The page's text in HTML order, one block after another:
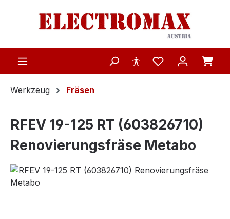
Zum Hauptinhalt springen
Werkzeug Fräsen
RFEV 19-125 RT (603826710)
Renovierungsfräse Metabo
Bildergalerie überspringen